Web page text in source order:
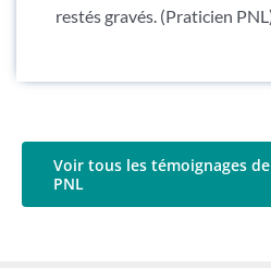
restés gravés. (Praticien
Voir tous les témoignages
PNL